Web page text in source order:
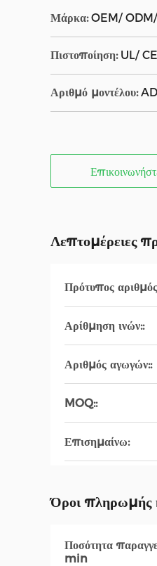
Μάρκα: OEM/
Πιστοποίηση: UL/
Αριθμό μοντέλου:
Λεπτομέρειες
Πρότυπος
Αρίθμηση ινών::
Αριθμός αγωγών::
MOQ::
Επισημαίνω:
Όροι πληρωμής
Ποσότητα
min